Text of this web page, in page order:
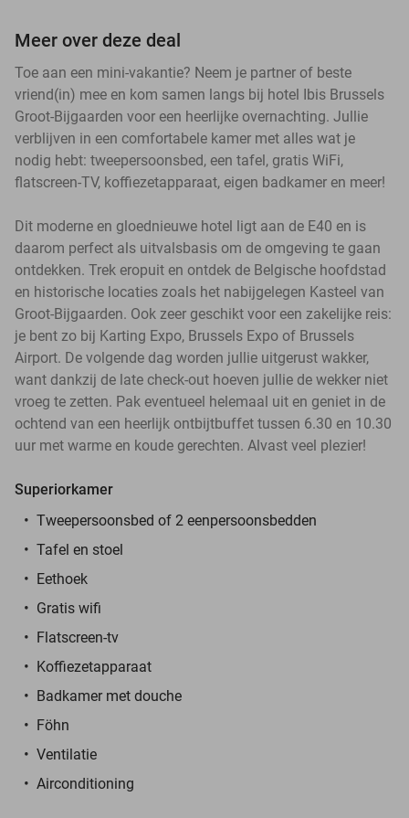
Meer over deze deal
Toe aan een mini-vakantie? Neem je partner of beste
vriend(in) mee en kom samen langs bij hotel Ibis Brussels
Groot-Bijgaarden voor een heerlijke overnachting. Jullie
verblijven in een comfortabele kamer met alles wat je
nodig hebt: tweepersoonsbed, een tafel, gratis WiFi,
flatscreen-TV, koffiezetapparaat, eigen badkamer en meer!
Dit moderne en gloednieuwe hotel ligt aan de E40 en is
daarom perfect als uitvalsbasis om de omgeving te gaan
ontdekken. Trek eropuit en ontdek de Belgische hoofdstad
en historische locaties zoals het nabijgelegen Kasteel van
Groot-Bijgaarden. Ook zeer geschikt voor een zakelijke reis:
je bent zo bij Karting Expo, Brussels Expo of Brussels
Airport. De volgende dag worden jullie uitgerust wakker,
want dankzij de late check-out hoeven jullie de wekker niet
vroeg te zetten. Pak eventueel helemaal uit en geniet in de
ochtend van een heerlijk ontbijtbuffet tussen 6.30 en 10.30
uur met warme en koude gerechten. Alvast veel plezier!
Superiorkamer
Tweepersoonsbed of 2 eenpersoonsbedden
Tafel en stoel
Eethoek
Gratis wifi
Flatscreen-tv
Koffiezetapparaat
Badkamer met douche
Föhn
Ventilatie
Airconditioning